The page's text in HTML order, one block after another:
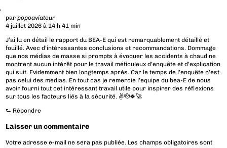
parpopoaviateur
4 juillet 2026 à 14 h 41 min
J’ai lu en détail le rapport du BEA-E qui est remarquablement détaillé et
fouillé. Avec d’intéressantes conclusions et recommandations. Dommage
que nos médias de masse si prompts à évoquer les accidents à chaud ne
montrent aucun intérêt pour le travail méticuleux d’enquête et d’explication
qui suit. Evidemment bien longtemps après. Car le temps de l’enquête n’est
pas celui des médias. En tout cas je remercie l’equipe du bea-E de nous
avoir fourni tout cet intéressant travail utile pour inspirer des réflexions
sur tous les facteurs liés à la sécurité. ✌️🫡🍀🚀
⮑ Répondre
Laisser un commentaire
Votre adresse e-mail ne sera pas publiée. Les champs obligatoires sont